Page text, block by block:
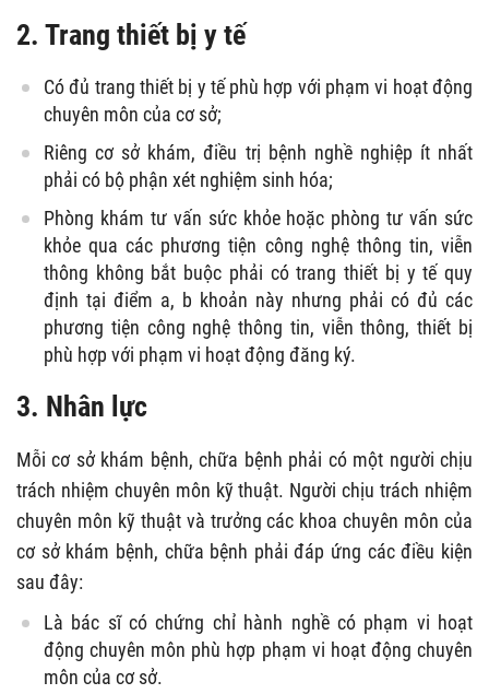
2. Trang thiết bị y tế
Có đủ trang thiết bị y tế phù hợp với phạm vi hoạt động
chuyên môn của cơ sở;
Riêng cơ sở khám, điều trị bệnh nghề nghiệp ít nhất
phải có bộ phận xét nghiệm sinh hóa;
Phòng khám tư vấn sức khỏe hoặc phòng tư vấn sức
khỏe qua các phương tiện công nghệ thông tin, viễn
thông không bắt buộc phải có trang thiết bị y tế quy
định tại điểm a, b khoản này nhưng phải có đủ các
phương tiện công nghệ thông tin, viễn thông, thiết bị
phù hợp với phạm vi hoạt động đăng ký.
3. Nhân lực
Mỗi cơ sở khám bệnh, chữa bệnh phải có một người chịu
trách nhiệm chuyên môn kỹ thuật. Người chịu trách nhiệm
chuyên môn kỹ thuật và trưởng các khoa chuyên môn của
cơ sở khám bệnh, chữa bệnh phải đáp ứng các điều kiện
sau đây:
Là bác sĩ có chứng chỉ hành nghề có phạm vi hoạt
động chuyên môn phù hợp phạm vi hoạt động chuyên
môn của cơ sở.